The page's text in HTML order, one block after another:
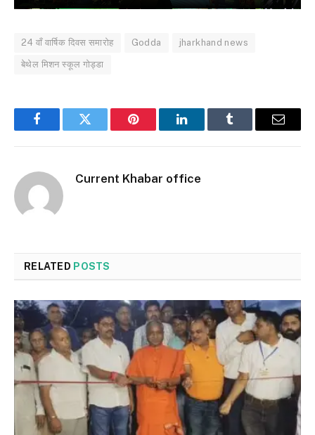
24 वाँ वार्षिक दिवस समारोह Godda jharkhand news
बेथेल मिशन स्कूल गोड्डा
FacebookTwitter Pinterest LinkedInTumblr Email
Current Khabar office
RELATED POSTS